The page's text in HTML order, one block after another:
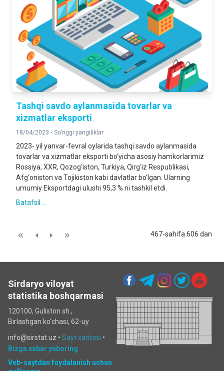
Tashqi savdo aylanmasida tovarlar va
xizmatlar eksporti
18/04/2023 • So'nggi yangiliklar
2023- yil yanvar-fevral oylarida tashqi savdo aylanmasida
tovarlar va xizmatlar eksporti bo‘yicha asosiy hamkorlarimiz
Rossiya, XXR, Qozog‘iston, Turkiya, Qirg‘iz Respublikasi,
Afg‘oniston va Tojikiston kabi davlatlar bo‘lgan. Ularning
umumiy Eksportdagi ulushi 95,3 % ni tashkil etdi.
Batafsil ...
467-sahifa 606 dan
Sirdaryo viloyat
statistika boshqarmasi
120100, Guliston sh.,
Birlashgan ko‘chаsi, 62-uy
info@sirstat.uz • Sayt xaritasi •
Bizga xabar yuboring
Veb-saytdan foydalanish uchun